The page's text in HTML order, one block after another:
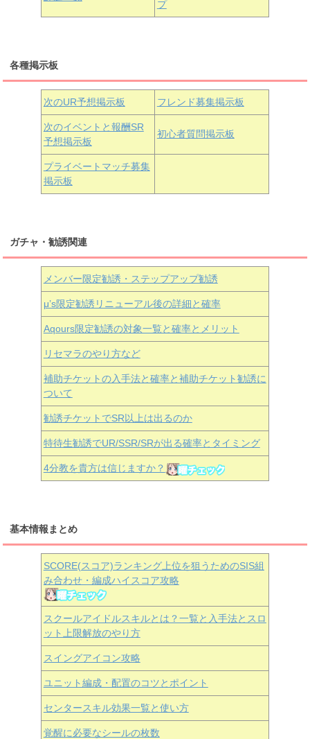
黒澤ダイヤ
朝香果林 近江彼方 エマ・ヴェルデ
プ
各種掲示板
次のUR予想掲示板 フレンド募集掲示板
次のイベントと報酬SR
予想掲示板
初心者質問掲示板
プライベートマッチ募集
掲示板
ガチャ・勧誘関連
メンバー限定勧誘・ステップアップ勧誘
μ’s限定勧誘リニューアル後の詳細と確率
Aqours限定勧誘の対象一覧と確率とメリット
リセマラのやり方など
補助チケットの入手法と確率と補助チケット勧誘に
ついて
勧誘チケットでSR以上は出るのか
特待生勧誘でUR/SSR/SRが出る確率とタイミング
4分教を貴方は信じますか？
基本情報まとめ
SCORE(スコア)ランキング上位を狙うためのSIS組
み合わせ・編成ハイスコア攻略
スクールアイドルスキルとは？一覧と入手法とスロ
ット上限解放のやり方
スイングアイコン攻略
ユニット編成・配置のコツとポイント
センタースキル効果一覧と使い方
覚醒に必要なシールの枚数